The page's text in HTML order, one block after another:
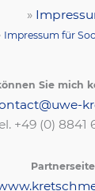
»
Impressum für
Sie mich
+49 (0) 8841